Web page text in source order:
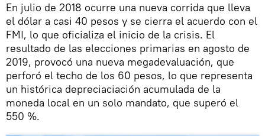
En julio de 2018 ocurre una nueva corrida que lleva
el dólar a casi 40 pesos y se cierra el acuerdo con el
FMI, lo que oficializa el inicio de la crisis. El
resultado de las elecciones primarias en agosto de
2019, provocó una nueva megadevaluación, que
perforó el techo de los 60 pesos, lo que representa
un histórica depreciaciación acumulada de la
moneda local en un solo mandato, que superó el
550 %.